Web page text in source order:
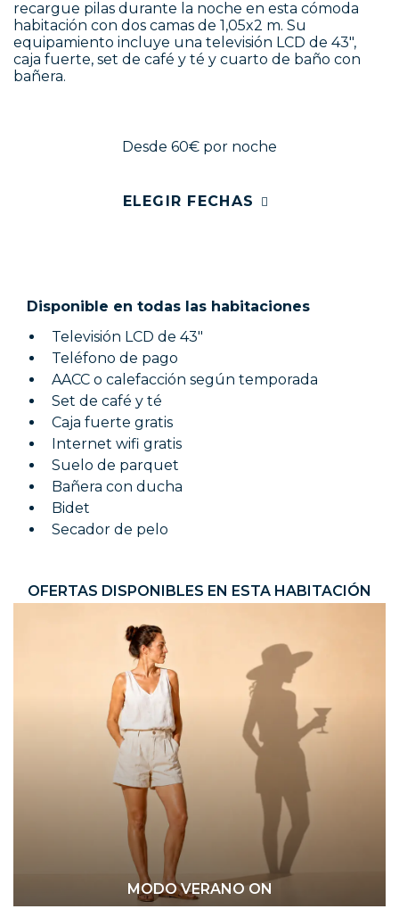
recargue pilas durante la noche en esta cómoda
habitación con dos camas de 1,05x2 m. Su
equipamiento incluye una televisión LCD de 43",
caja fuerte, set de café y té y cuarto de baño con
bañera.
Desde 60€ por noche
ELEGIR FECHAS
Disponible en todas las habitaciones
Televisión LCD de 43"
Teléfono de pago
AACC o calefacción según temporada
Set de café y té
Caja fuerte gratis
Internet wifi gratis
Suelo de parquet
Bañera con ducha
Bidet
Secador de pelo
OFERTAS DISPONIBLES EN ESTA HABITACIÓN
MODO VERANO ON